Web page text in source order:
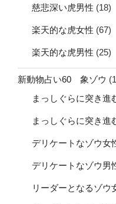
慈悲深い虎男性 (18)
楽天的な虎女性 (67)
楽天的な虎男性 (25)
新動物占い60 象ゾウ
まっしぐらに突き進
まっしぐらに突き進
デリケートなゾウ女
デリケートなゾウ男
リーダーとなるゾウ